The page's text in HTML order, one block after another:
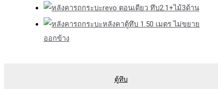
revo ตอนเดียว ทึบ2.1+ไม้3ด้าน
หลังคาตู้ทึบ 1.50 เมตร ไม่ขยาย
ออกข้าง
ตู้ทึบ